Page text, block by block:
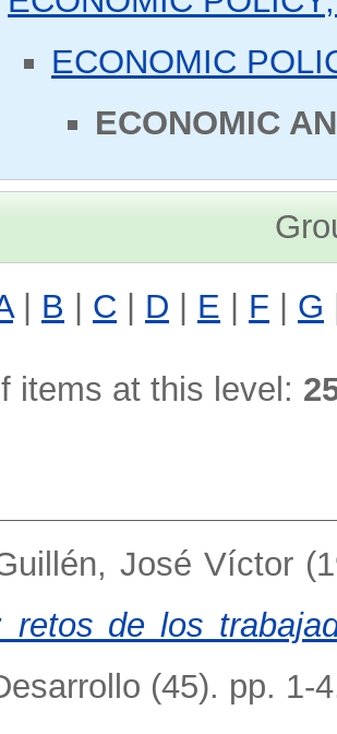
ECONOMIC
ECONOMIC
| B | C | D | E | F | G
items at this level:
José Víctor
retos de los
(45). pp. 1-